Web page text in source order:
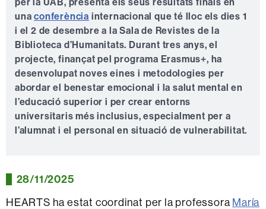
unaconferència internacional que té lloc els dies 1
i el 2 de desembre a la Sala de Revistes de la
Biblioteca d’Humanitats. Durant tres anys, el
projecte, finançat pel programa Erasmus+, ha
desenvolupat noves eines i metodologies per
abordar el benestar emocional i la salut mental en
l’educació superior i per crear entorns
universitaris més inclusius, especialment per a
l’alumnat i el personal en situació de vulnerabilitat.
28/11/2025
HEARTS ha estat coordinat per la professora María